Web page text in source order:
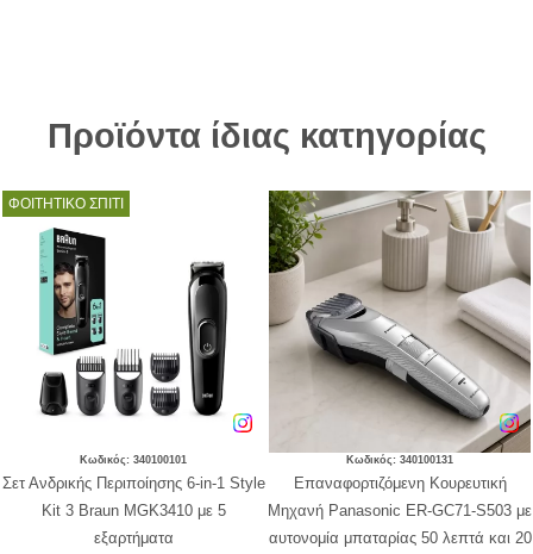
Προϊόντα ίδιας κατηγορίας
ΦΟΙΤΗΤΙΚΟ ΣΠΙΤΙ
Κωδικός: 340100101
Σετ Ανδρικής Περιποίησης 6-in-1 Style
Kit 3 Braun MGK3410 με 5
εξαρτήματα
Κωδικός: 340100131
Επαναφορτιζόμενη Κουρευτική
Μηχανή Panasonic ER-GC71-S503 με
αυτονομία μπαταρίας 50 λεπτά και 20